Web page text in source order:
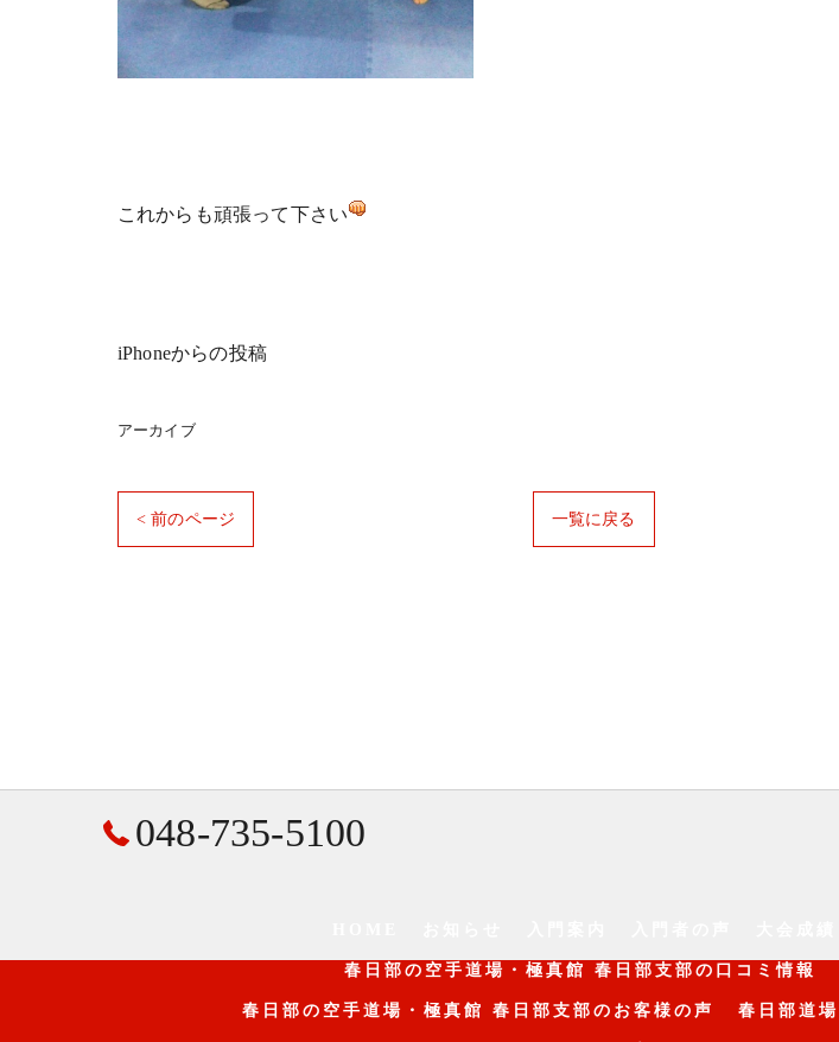
これからも頑張って下さい
iPhoneからの投稿
アーカイブ
< 前のページ 一覧に戻る
048-735-5100
春日部の空手道場・極真館 春日部支部の口コミ情報
春日部の空手道場・極真館 春日部支部のお客様の声 春日部道場